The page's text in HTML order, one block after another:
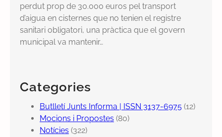
perdut prop de 30.000 euros pel transport
d’aigua en cisternes que no tenien el registre
sanitari obligatori, una pràctica que el govern
municipal va mantenir…
Categories
Butlletí Junts Informa | ISSN 3137-6975 (12)
Mocions i Propostes (80)
Notícies (322)